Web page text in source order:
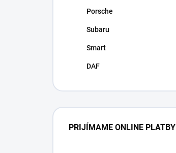
Porsche
Subaru
Smart
DAF
PRIJÍMAME ONLINE PLATBY